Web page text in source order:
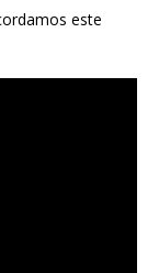
este